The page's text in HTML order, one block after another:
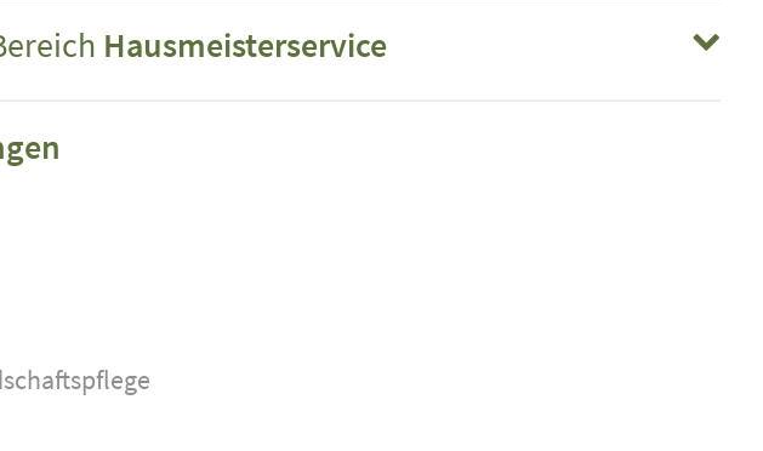
Hausmeisterservice